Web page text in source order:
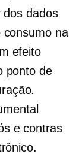
dados
consumo na
efeito
ponto de
e contras